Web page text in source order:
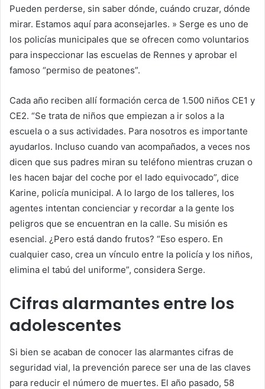
Pueden perderse, sin saber dónde, cuándo cruzar, dónde
mirar. Estamos aquí para aconsejarles. » Serge es uno de
los policías municipales que se ofrecen como voluntarios
para inspeccionar las escuelas de Rennes y aprobar el
famoso “permiso de peatones”.
Cada año reciben allí formación cerca de 1.500 niños CE1 y
CE2. “Se trata de niños que empiezan a ir solos a la
escuela o a sus actividades. Para nosotros es importante
ayudarlos. Incluso cuando van acompañados, a veces nos
dicen que sus padres miran su teléfono mientras cruzan o
les hacen bajar del coche por el lado equivocado”, dice
Karine, policía municipal. A lo largo de los talleres, los
agentes intentan concienciar y recordar a la gente los
peligros que se encuentran en la calle. Su misión es
esencial. ¿Pero está dando frutos? “Eso espero. En
cualquier caso, crea un vínculo entre la policía y los niños,
elimina el tabú del uniforme”, considera Serge.
Cifras alarmantes entre los
adolescentes
Si bien se acaban de conocer las alarmantes cifras de
seguridad vial, la prevención parece ser una de las claves
para reducir el número de muertes. El año pasado, 58